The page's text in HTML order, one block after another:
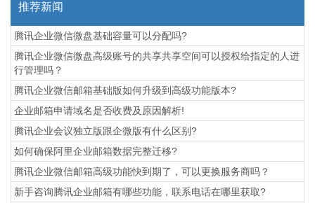
推荐新闻
腾讯企业微信微盘基础容量可以分配吗?
腾讯企业微信微盘高级账号的共享共享空间可以授权给指定的人进
行管理吗？
腾讯企业微信邮箱基础版如何升级到高级功能版本?
企业邮箱申请域名是否收费及原因解析!
腾讯企业会议独立版跟企微版有什么区别?
如何确保阿里企业邮箱数据完整迁移?
腾讯企业微信邮箱高级功能‌快到期了，可以更换服务商吗？
新手咨询腾讯企业邮箱有哪些功能，联系电话在哪里获取?